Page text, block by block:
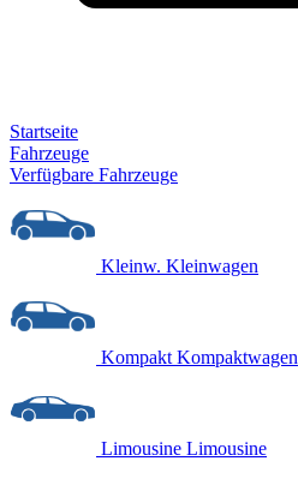
Startseite
Fahrzeuge
Verfügbare Fahrzeuge
Kleinw. Kleinwagen
Kompakt Kompaktwagen
Limousine Limousine